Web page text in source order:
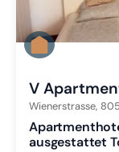
V
Wienerstrasse,
ausgestattet